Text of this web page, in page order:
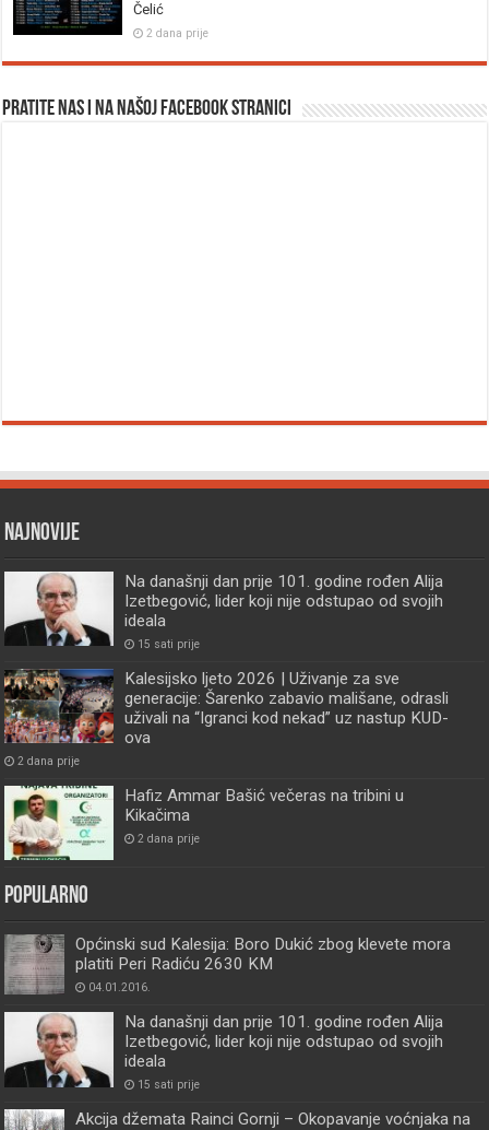
Čelić
2 dana prije
Pratite nas i na našoj facebook stranici
Najnovije
Na današnji dan prije 101. godine rođen Alija
Izetbegović, lider koji nije odstupao od svojih
ideala
15 sati prije
Kalesijsko ljeto 2026 | Uživanje za sve
generacije: Šarenko zabavio mališane, odrasli
uživali na “Igranci kod nekad” uz nastup KUD-
ova
2 dana prije
Hafiz Ammar Bašić večeras na tribini u
Kikačima
2 dana prije
Popularno
Općinski sud Kalesija: Boro Dukić zbog klevete mora
platiti Peri Radiću 2630 KM
04.01.2016.
Na današnji dan prije 101. godine rođen Alija
Izetbegović, lider koji nije odstupao od svojih
ideala
15 sati prije
Akcija džemata Rainci Gornji – Okopavanje voćnjaka na